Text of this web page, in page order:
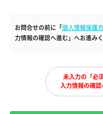
お問合せの前に「個人情報保護
力情報の確認へ進む」へお進みく
未入力の「必
入力情報の確認